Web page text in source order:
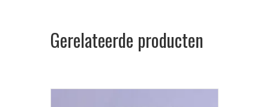
Gerelateerde producten